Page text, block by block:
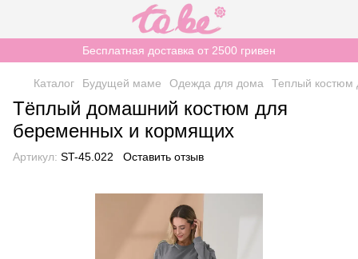
Бесплатная доставка от 2500 гривен
Каталог Будущей маме Одежда для дома Теплый костюм
Тёплый домашний костюм для
беременных и кормящих
Артикул: ST-45.022 Оставить отзыв